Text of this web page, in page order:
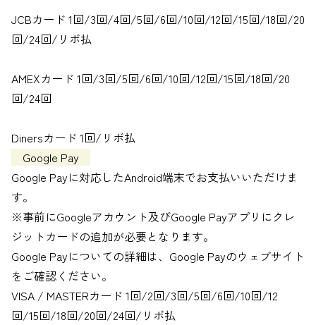
JCBカード 1回/3回/4回/5回/6回/10回/12回/15回/18回/20
回/24回/リボ払
AMEXカード 1回/3回/5回/6回/10回/12回/15回/18回/20
回/24回
Dinersカード 1回/リボ払
Google Pay
Google Payに対応したAndroid端末でお支払いいただけま
す。
※事前にGoogleアカウント及びGoogle Payアプリにクレ
ジットカードの追加が必要となります。
Google Payについての詳細は、 Google Payのウェブサイト
をご確認ください。
VISA / MASTERカード 1回/2回/3回/5回/6回/10回/12
回/15回/18回/20回/24回/リボ払